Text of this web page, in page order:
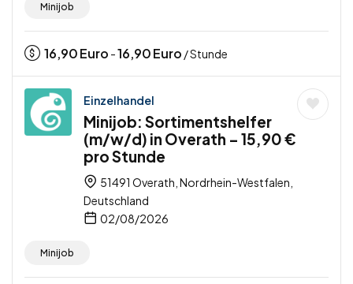
Minijob
16,90Euro -16,90Euro / Stunde
Einzelhandel
Minijob: Sortimentshelfer
(m/w/d) in Overath – 15,90 €
pro Stunde
51491 Overath, Nordrhein-Westfalen,
Deutschland
02/08/2026
Minijob